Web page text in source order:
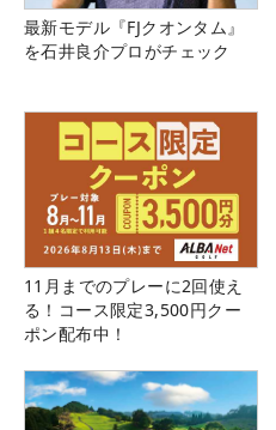
最新モデル『FJクオンタム』
を石井良介プロがチェック
11月までのプレーに2回使え
る！コース限定3,500円クー
ポン配布中！